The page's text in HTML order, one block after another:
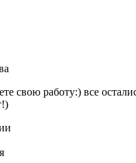
свою работу:) все